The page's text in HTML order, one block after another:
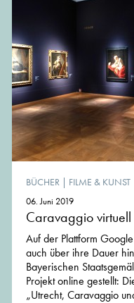
BÜCHER | FILME & KUNST
06. Juni 2019
Caravaggio virtuell
Auf der Plattform
auch über ihre Dauer
Bayerischen
Projekt online gestellt:
„Utrecht, Caravaggio